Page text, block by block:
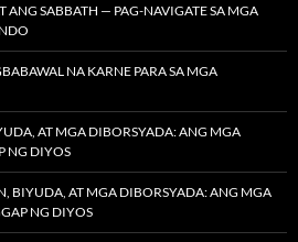
ANG SABBATH — PAG-NAVIGATE SA MGA
NA KARNE PARA SA MGA
AT MGA DIBORSYADA: ANG MGA
NG DIYOS
BIYUDA, AT MGA DIBORSYADA: ANG MGA
NG DIYOS